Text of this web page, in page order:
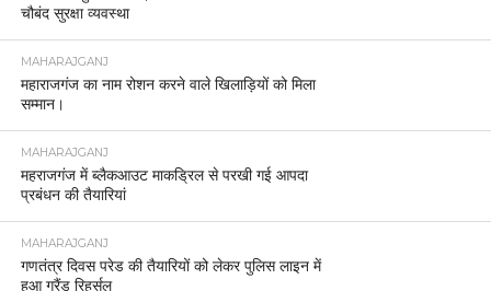
चौबंद सुरक्षा व्यवस्था
MAHARAJGANJ
महाराजगंज का नाम रोशन करने वाले खिलाड़ियों को मिला
सम्मान।
MAHARAJGANJ
महराजगंज में ब्लैकआउट माकड्रिल से परखी गई आपदा
प्रबंधन की तैयारियां
MAHARAJGANJ
गणतंत्र दिवस परेड की तैयारियों को लेकर पुलिस लाइन में
हुआ ग्रैंड रिहर्सल